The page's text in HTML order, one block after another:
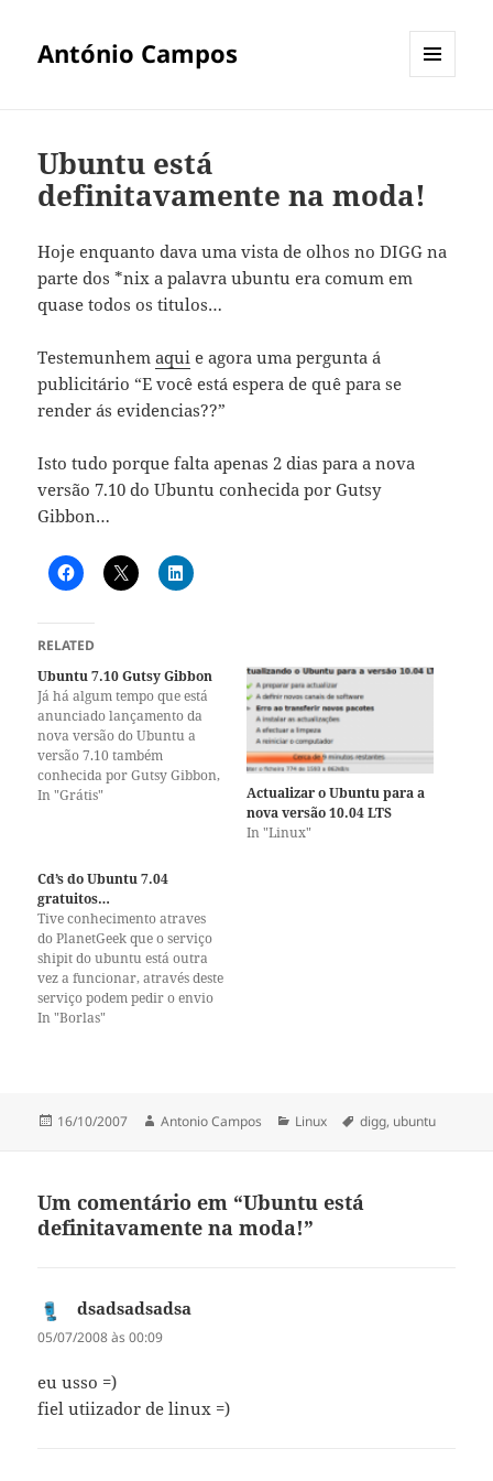
António Campos
Ubuntu está
definitavamente na moda!
Hoje enquanto dava uma vista de olhos no DIGG na
parte dos *nix a palavra ubuntu era comum em
quase todos os titulos…
Testemunhemaqui e agora uma pergunta á
publicitário “E você está espera de quê para se
render ás evidencias??”
Isto tudo porque falta apenas 2 dias para a nova
versão 7.10 do Ubuntu conhecida por Gutsy
Gibbon…
RELATED
Ubuntu 7.10 Gutsy Gibbon
Já há algum tempo que está
anunciado lançamento da
nova versão do Ubuntu a
versão 7.10 também
conhecida por Gutsy Gibbon,
e á semelhança do que foi
expedir gratuitamente CD's
do Ubuntu através de um
serviço chamado Shipit…
In "Grátis"
Actualizar o Ubuntu para a
nova versão 10.04 LTS
In "Linux"
Cd’s do Ubuntu 7.04
gratuitos…
Tive conhecimento atraves
do PlanetGeek que o serviço
shipit do ubuntu está outra
vez a funcionar, através deste
serviço podem pedir o envio
gratuito pelo correio de cd do
janelinhas e…
In "Borlas"
Publicado
16/10/2007 Autor
Antonio Campos Categorias
Linux Etiquetas
digg, ubuntu
Um comentário em “Ubuntu está
definitavamente na moda!”
dsadsadsadsa
05/07/2008 às 00:09
eu usso =)
fiel utiizador de linux =)